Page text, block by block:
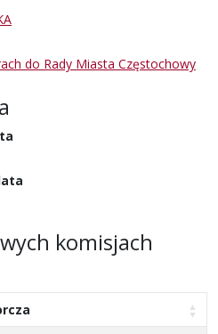
do Rady Miasta Częstochowy
komisjach